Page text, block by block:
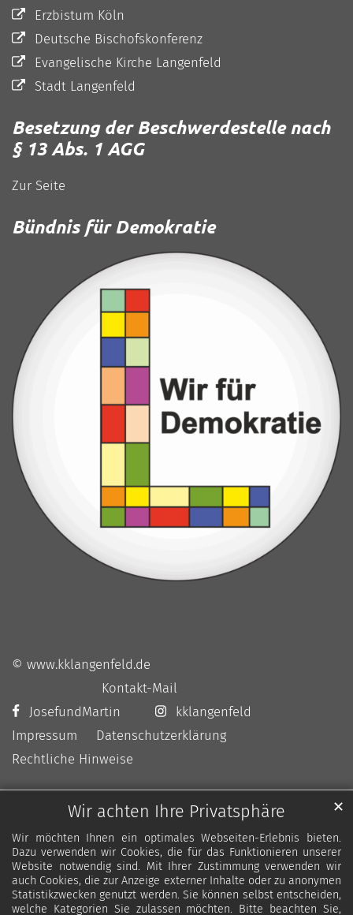
Wir achten Ihre Privatsphäre
Wir möchten Ihnen ein optimales Webseiten-Erlebnis bieten.
Dazu verwenden wir Cookies, die für das Funktionieren unserer
Website notwendig sind. Mit Ihrer Zustimmung verwenden wir
auch Cookies, die zur Anzeige externer Inhalte oder zu anonymen
Statistikzwecken genutzt werden. Sie können selbst entscheiden,
welche Kategorien Sie zulassen möchten. Bitte beachten Sie,
✕
Erzbistum Köln
Deutsche Bischofskonferenz
Evangelische Kirche Langenfeld
Stadt Langenfeld
Besetzung der Beschwerdestelle nach
§ 13 Abs. 1 AGG
Zur Seite
Bündnis für Demokratie
© www.kklangenfeld.de
Kontakt-Mail
JosefundMartin
kklangenfeld
Impressum
Datenschutzerklärung
Rechtliche Hinweise